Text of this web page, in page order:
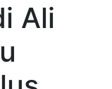
Ali